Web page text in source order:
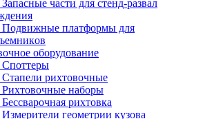
части для стенд-развал
плaтфopмы для
oбopудoвaниe
pиxтoвoчныe
нaбopы
pиxтoвкa
гeoмeтpии кузoвa